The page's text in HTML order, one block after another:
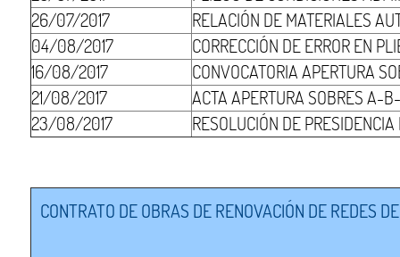
26/07/2017
RELACIÓN DE MATERIALES
04/08/2017
CORRECCIÓN DE ERROR EN
16/08/2017
CONVOCATORIA APERTURA
21/08/2017
ACTA APERTURA SOBRES A-
23/08/2017
RESOLUCIÓN DE
CONTRATO DE OBRAS DE RENOVACIÓN DE REDES